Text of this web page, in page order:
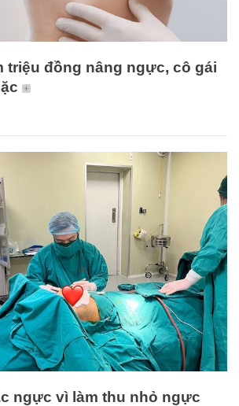
triệu đồng nâng ngực, cô gái
ngực vì làm thu nhỏ ngực